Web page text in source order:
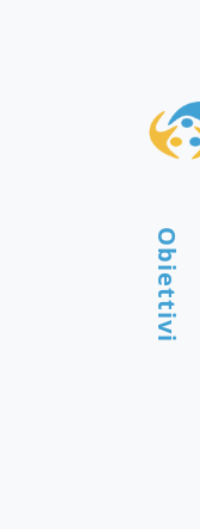
Obiettivi